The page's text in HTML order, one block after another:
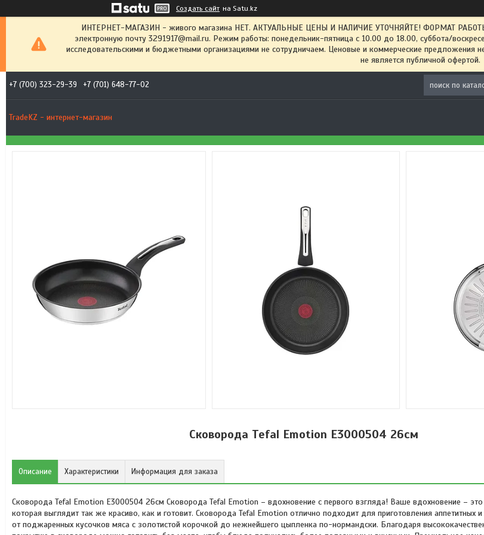
Создать сайт на Satu.kz
ИНТЕРНЕТ-МАГАЗИН - живого магазина НЕТ. АКТУАЛЬНЫЕ ЦЕНЫ И НАЛИЧИЕ УТОЧНЯЙТЕ! ФОРМАТ РАБОТЫ
электронную почту 3291917@mail.ru. Режим работы: понедельник-пятница с 10.00 до 18.00, суббота/
исследовательскими и бюджетными организациями не сотрудничаем. Ценовые и коммерческие предложения
не является публичной офертой.
+7 (700) 323-29-39 +7 (701) 648-77-02
TradeKZ - интернет-магазин
Сковорода Tefal Emotion E3000504 26см
Описание Характеристики Информация для заказа
Сковорода Tefal Emotion E3000504 26см Сковорода Tefal Emotion – вдохновение с первого взгляда! Ваше вдохновение – это
которая выглядит так же красиво, как и готовит. Сковорода Tefal Emotion отлично подходит для приготовления аппетитных
от поджаренных кусочков мяса с золотистой корочкой до нежнейшего цыпленка по-нормандски. Благодаря